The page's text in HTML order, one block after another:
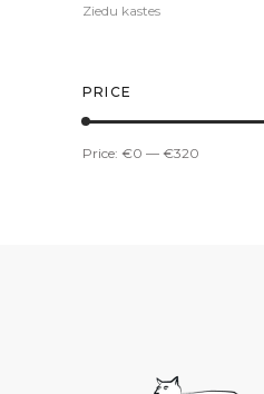
Ziedu kastes
PRICE
Price: €0 — €320